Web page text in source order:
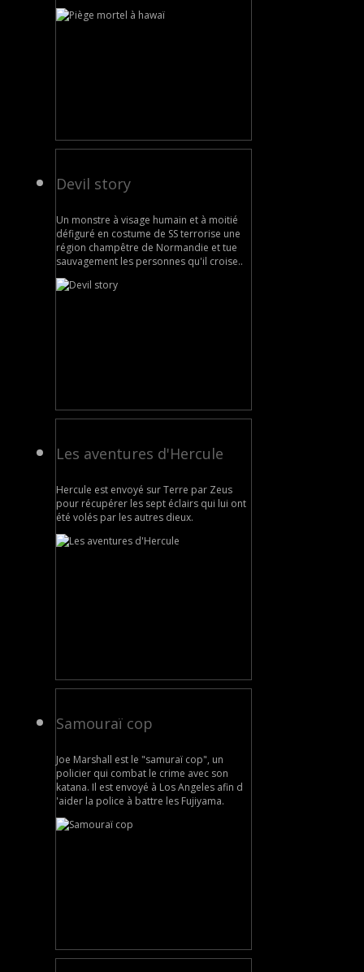
Devil story
Un monstre à visage humain et à moitié
défiguré en costume de SS terrorise une
région champêtre de Normandie et tue
sauvagement les personnes qu'il croise..
Les aventures d'Hercule
Hercule est envoyé sur Terre par Zeus
pour récupérer les sept éclairs qui lui ont
été volés par les autres dieux.
Samouraï cop
Joe Marshall est le "samuraï cop", un
policier qui combat le crime avec son
katana. Il est envoyé à Los Angeles afin d
'aider la police à battre les Fujiyama.